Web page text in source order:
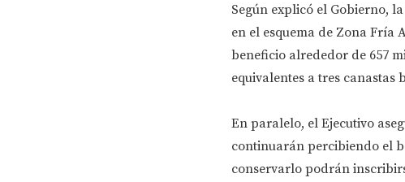
Según explicó el Gobierno,
en el esquema de Zona Fría
beneficio alrededor de 657
equivalentes a tres canastas
En paralelo, el Ejecutivo
continuarán percibiendo el
conservarlo podrán